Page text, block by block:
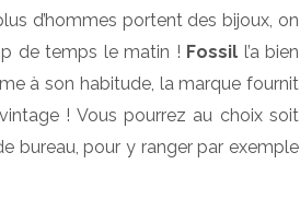
d’hommes portent des bijoux, on
de temps le matin ! Fossil l’a bien
à son habitude, la marque fournit
! Vous pourrez au choix soit
bureau, pour y ranger par exemple